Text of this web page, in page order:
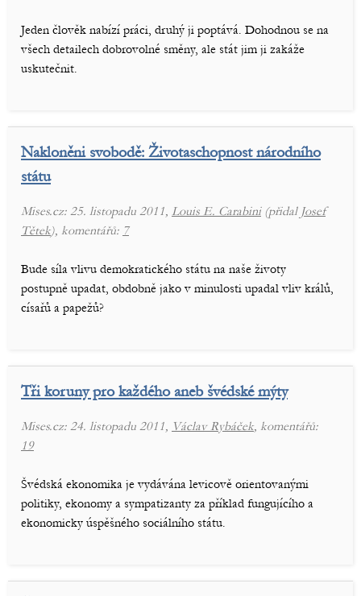
Jeden člověk nabízí práci, druhý ji poptává. Dohodnou se na
všech detailech dobrovolné směny, ale stát jim ji zakáže
uskutečnit.
Nakloněni svobodě: Životaschopnost národního
státu
Mises.cz: 25. listopadu 2011, Louis E. Carabini(přidal Josef
Tětek), komentářů: 7
Bude síla vlivu demokratického státu na naše životy
postupně upadat, obdobně jako v minulosti upadal vliv králů,
císařů a papežů?
Tři koruny pro každého aneb švédské mýty
Mises.cz: 24. listopadu 2011, Václav Rybáček, komentářů:
19
Švédská ekonomika je vydávána levicově orientovanými
politiky, ekonomy a sympatizanty za příklad fungujícího a
ekonomicky úspěšného sociálního státu.